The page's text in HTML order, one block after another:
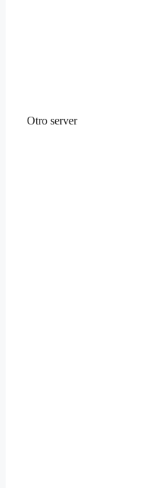
Otro server